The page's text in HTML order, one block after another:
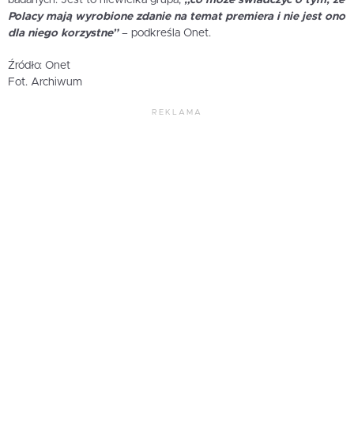
Polacy mają wyrobione zdanie na temat premiera i nie jest ono
dla niego korzystne”– podkreśla Onet.
Źródło: Onet
Fot. Archiwum
REKLAMA